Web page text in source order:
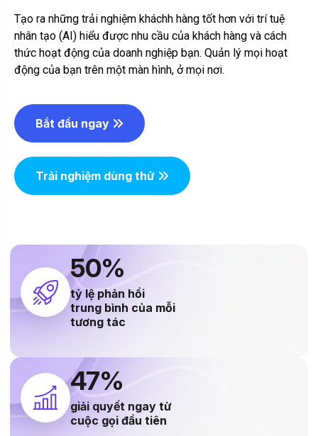
Tạo ra những trải nghiệm kháchh hàng tốt hơn với trí tuệ
nhân tạo (AI) hiểu được nhu cầu của khách hàng và cách
thức hoạt động của doanh nghiệp bạn. Quản lý mọi hoạt
động của bạn trên một màn hình, ở mọi nơi.
Bắt đầu ngay
Trải nghiệm dùng thử
74%
tỷ lệ phản hồi
trung bình của mỗi
tương tác
70%
giải quyết ngay từ
cuộc gọi đầu tiên